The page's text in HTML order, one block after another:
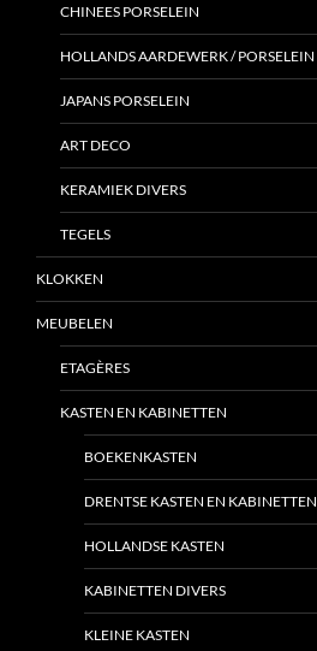
CHINEES PORSELEIN
HOLLANDS AARDEWERK / PORSELEIN
JAPANS PORSELEIN
ART DECO
KERAMIEK DIVERS
TEGELS
KLOKKEN
MEUBELEN
ETAGÈRES
KASTEN EN KABINETTEN
BOEKENKASTEN
DRENTSE KASTEN EN KABINETTEN
HOLLANDSE KASTEN
KABINETTEN DIVERS
KLEINE KASTEN